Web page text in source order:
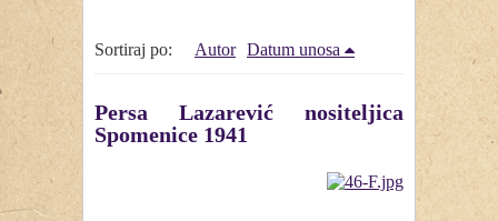
Sortiraj po: Autor Datum unosa
Persa Lazarević nositeljica
Spomenice 1941